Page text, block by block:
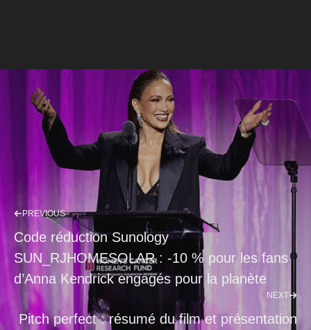
PREVIOUS
Code réduction Sunology
SUN_RJHOMESOLAR : -10 % pour les fans
d’Anna Kendrick engagés pour la planète
NEXT
Pitch perfect : résumé du film et présentation